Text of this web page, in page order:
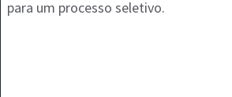
para um processo seletivo.